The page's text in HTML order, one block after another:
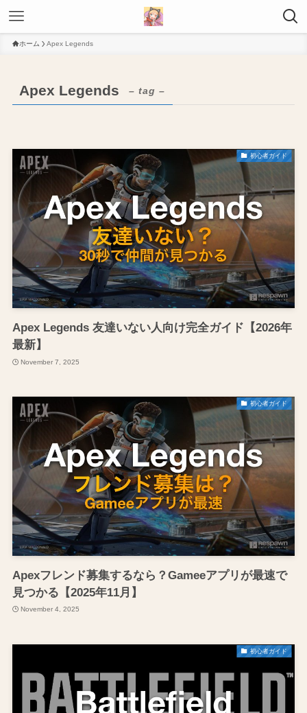
ホーム Apex Legends
Apex Legends – tag –
初心者ガイド
Apex Legends 友達いない人向け完全ガイド【2026年
最新】
November 7, 2025
初心者ガイド
Apexフレンド募集するなら？Gameeアプリが最速で
見つかる【2025年11月】
November 4, 2025
初心者ガイド